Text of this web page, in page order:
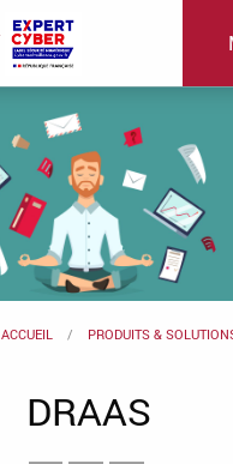
ACCUEIL PRODUITS &
DRAAS